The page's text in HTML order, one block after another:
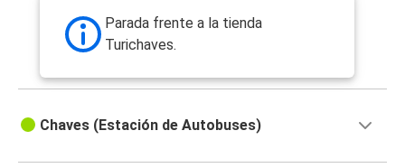
Parada frente a la tienda
Turichaves.
Chaves (Estación de Autobuses)